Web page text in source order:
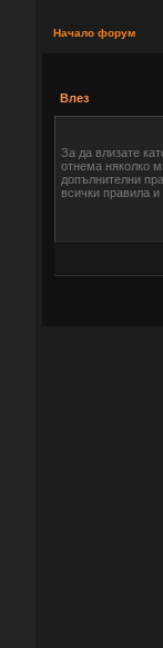
Начало форум
Влез
За да влизате
отнема няколко
допълнителни
всички правила и